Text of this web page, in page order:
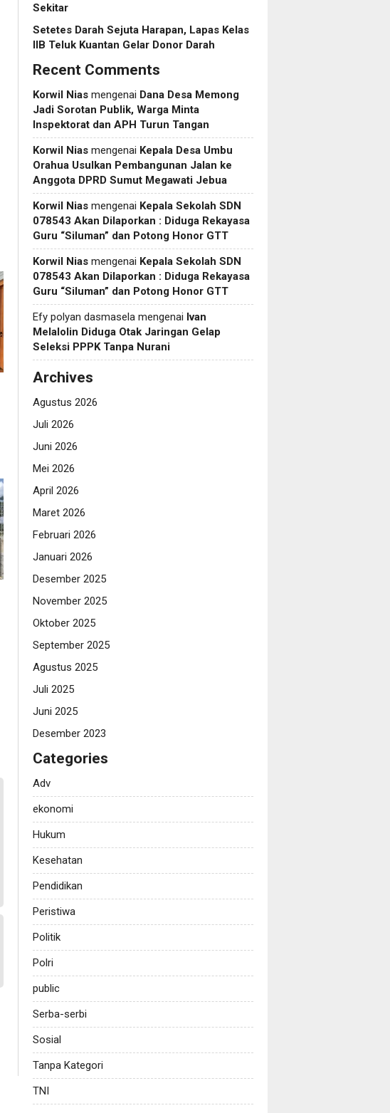
Sekitar
Setetes Darah Sejuta Harapan, Lapas Kelas
IIB Teluk Kuantan Gelar Donor Darah
Recent Comments
Korwil Nias mengenai Dana Desa Memong
Jadi Sorotan Publik, Warga Minta
Inspektorat dan APH Turun Tangan
Korwil Nias mengenai Kepala Desa Umbu
Orahua Usulkan Pembangunan Jalan ke
Anggota DPRD Sumut Megawati Jebua
Korwil Nias mengenai Kepala Sekolah SDN
078543 Akan Dilaporkan : Diduga Rekayasa
Guru “Siluman” dan Potong Honor GTT
Korwil Nias mengenai Kepala Sekolah SDN
078543 Akan Dilaporkan : Diduga Rekayasa
Guru “Siluman” dan Potong Honor GTT
Efy polyan dasmasela mengenai Ivan
Melalolin Diduga Otak Jaringan Gelap
Seleksi PPPK Tanpa Nurani
Archives
Agustus 2026
Juli 2026
Juni 2026
Mei 2026
April 2026
Maret 2026
Februari 2026
Januari 2026
Desember 2025
November 2025
Oktober 2025
September 2025
Agustus 2025
Juli 2025
Juni 2025
Desember 2023
Categories
Adv
ekonomi
Hukum
Kesehatan
Pendidikan
Peristiwa
Politik
Polri
public
Serba-serbi
Sosial
Tanpa Kategori
TNI